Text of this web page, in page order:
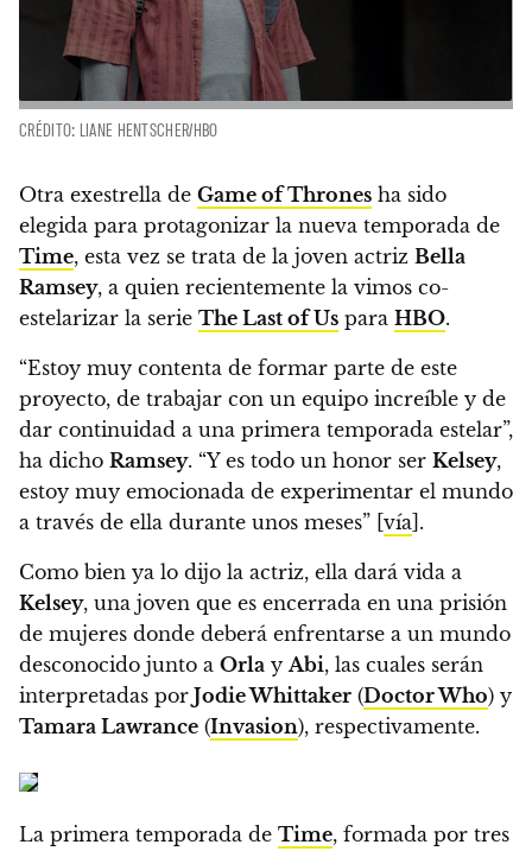
CRÉDITO: LIANE HENTSCHER/HBO
Otra exestrella de Game of Thrones ha sido
elegida para protagonizar la nueva temporada de
Time, esta vez se trata de la joven actriz Bella
Ramsey, a quien recientemente la vimos co-
estelarizar la serie The Last of Us para HBO.
“Estoy muy contenta de formar parte de este
proyecto, de trabajar con un equipo increíble y de
dar continuidad a una primera temporada estelar”,
ha dicho Ramsey. “Y es todo un honor ser Kelsey,
estoy muy emocionada de experimentar el mundo
a través de ella durante unos meses” [vía].
Como bien ya lo dijo la actriz, ella dará vida a
Kelsey, una joven que es encerrada en una prisión
de mujeres donde deberá enfrentarse a un mundo
desconocido junto a Orla y Abi, las cuales serán
interpretadas por Jodie Whittaker (Doctor Who) y
Tamara Lawrance (Invasion), respectivamente.
La primera temporada de Time, formada por tres